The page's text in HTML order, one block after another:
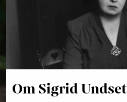
Om Sigrid Undset